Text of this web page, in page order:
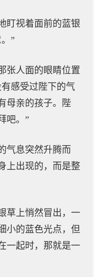
盯视着面前的蓝银
”
张人面的眼睛位置
感受过陛下的气
母亲的孩子。陛
吧。”
气息突然升腾而
上出现的，而是整
草上悄然冒出，一
小的蓝色光点，但
一起时，那就是一